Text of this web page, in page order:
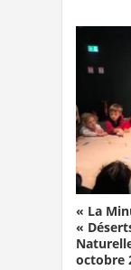
« La
«
octobre